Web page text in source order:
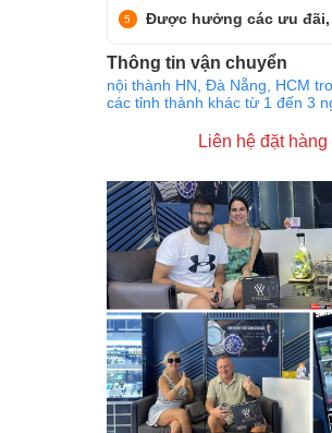
Được hưởng các ưu đãi,
Thông tin vận chuyển
nội thành HN, Đà Nẵng, HCM
các tỉnh thành khác từ 1 đến 3
Liên hệ đặt hàng